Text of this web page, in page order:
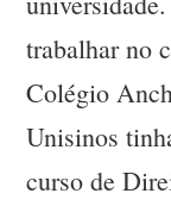
trabalhar no
Colégio
Unisinos
curso de